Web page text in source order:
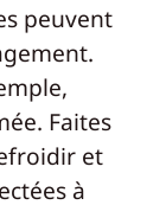
peuvent
Faites
et
à